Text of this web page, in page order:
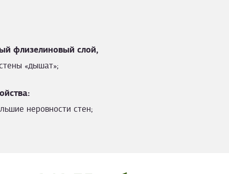
флизелиновый слой,
«дышат»;
неровности стен;